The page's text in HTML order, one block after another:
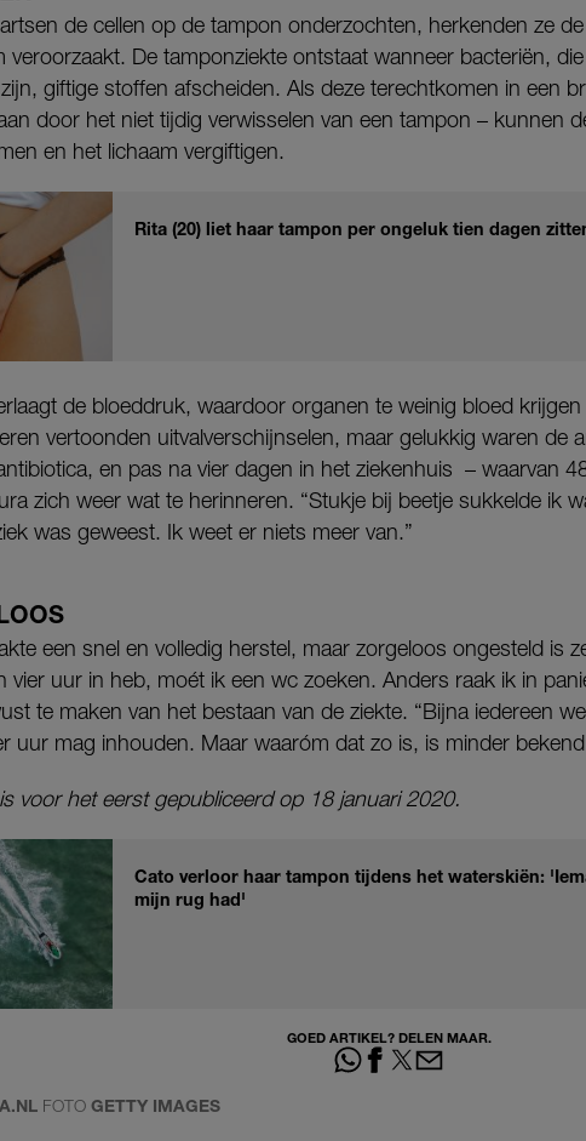
de cellen op de tampon onderzochten, herkenden ze
veroorzaakt. De tamponziekte ontstaat wanneer bacteriën,
giftige stoffen afscheiden. Als deze terechtkomen in een
door het niet tijdig verwisselen van een tampon – kunnen
en het lichaam vergiftigen.
Rita (20) liet haar tampon per ongeluk tien dagen
de bloeddruk, waardoor organen te weinig bloed
vertoonden uitvalverschijnselen, maar gelukkig waren de
en pas na vier dagen in het ziekenhuis – waarvan
zich weer wat te herinneren. “Stukje bij beetje sukkelde ik
was geweest. Ik weet er niets meer van.”
een snel en volledig herstel, maar zorgeloos ongesteld is
vier uur in heb, moét ik een wc zoeken. Anders raak ik in
te maken van het bestaan van de ziekte. “Bijna iedereen
uur mag inhouden. Maar waaróm dat zo is, is minder
voor het eerst gepubliceerd op 18 januari 2020.
Cato verloor haar tampon tijdens het waterskiën:
mijn rug had'
GOED ARTIKEL? DELEN MAAR.
FOTO GETTY IMAGES